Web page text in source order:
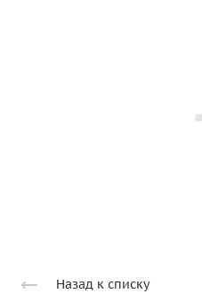
Назад к списку